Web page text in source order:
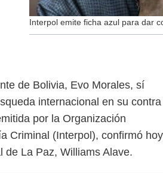
Interpol emite ficha azul para dar
de Bolivia, Evo Morales, sí
internacional en su contra
por la Organización
Criminal (Interpol), confirmó hoy
de La Paz, Williams Alave.